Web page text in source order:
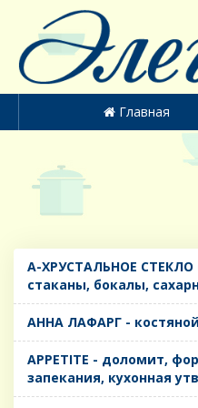
Главная
A-ХРУСТАЛЬНОЕ СТЕКЛО
стаканы, бокалы,
AHHA ЛАФАРГ -
APPETITE - доломит,
запекания, кухонная